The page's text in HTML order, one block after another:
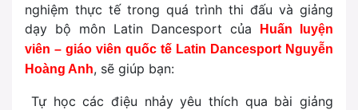
nghiệm thực tế trong quá trình thi đấu và giảng
dạy bộ môn Latin Dancesport của
Huấn luyện
viên – giáo viên quốc tế Latin Dancesport Nguyễn
Hoàng Anh, sẽ giúp bạn:
Tự học các điệu nhảy yêu thích qua bài giảng